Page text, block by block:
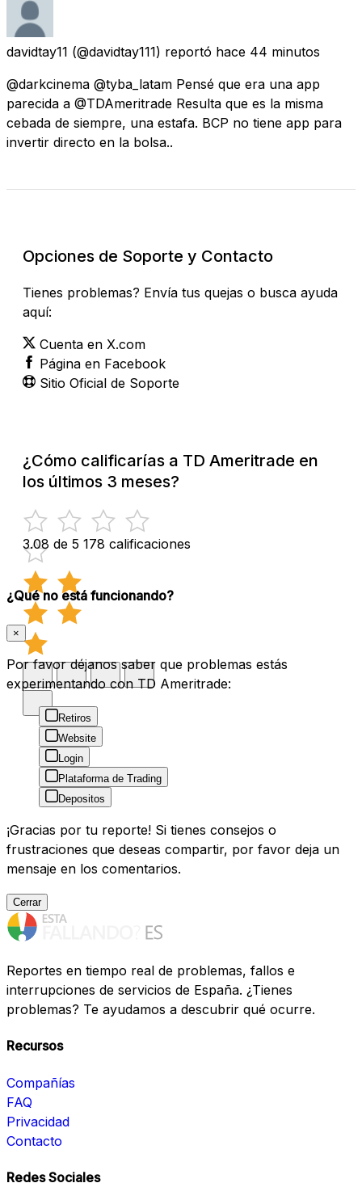
davidtay11 (@davidtay111) reportó hace 44 minutos
@darkcinema @tyba_latam Pensé que era una app
parecida a @TDAmeritrade Resulta que es la misma
cebada de siempre, una estafa. BCP no tiene app para
invertir directo en la bolsa..
Opciones de Soporte y Contacto
Tienes problemas? Envía tus quejas o busca ayuda
aquí:
Cuenta en X.com
Página en Facebook
Sitio Oficial de Soporte
¿Cómo calificarías a TD Ameritrade en
los últimos 3 meses?
3.08 de 5 178 calificaciones
¿Qué no está funcionando?
×
Por favor déjanos saber que problemas estás
experimentando con TD Ameritrade:
Retiros
Website
Login
Plataforma de Trading
Depositos
¡Gracias por tu reporte! Si tienes consejos o
frustraciones que deseas compartir, por favor deja un
mensaje en los comentarios.
Cerrar
Reportes en tiempo real de problemas, fallos e
interrupciones de servicios de España. ¿Tienes
problemas? Te ayudamos a descubrir qué ocurre.
Recursos
Compañías
FAQ
Privacidad
Contacto
Redes Sociales